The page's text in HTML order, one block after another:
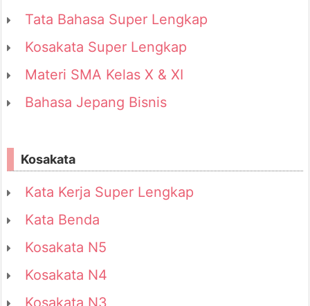
Tata Bahasa Super Lengkap
Kosakata Super Lengkap
Materi SMA Kelas X & XI
Bahasa Jepang Bisnis
Kosakata
Kata Kerja Super Lengkap
Kata Benda
Kosakata N5
Kosakata N4
Kosakata N3